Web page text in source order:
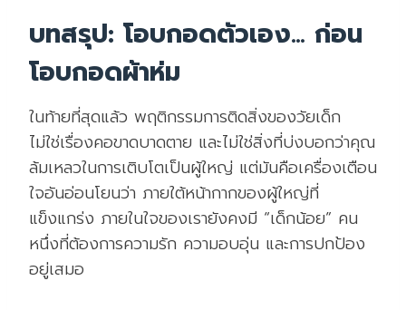
บทสรุป: โอบกอดตัวเอง… ก่อน
โอบกอดผ้าห่ม
ในท้ายที่สุดแล้ว พฤติกรรมการติดสิ่งของวัยเด็ก
ไม่ใช่เรื่องคอขาดบาดตาย และไม่ใช่สิ่งที่บ่งบอกว่าคุณ
ล้มเหลวในการเติบโตเป็นผู้ใหญ่ แต่มันคือเครื่องเตือน
ใจอันอ่อนโยนว่า ภายใต้หน้ากากของผู้ใหญ่ที่
แข็งแกร่ง ภายในใจของเรายังคงมี “เด็กน้อย” คน
หนึ่งที่ต้องการความรัก ความอบอุ่น และการปกป้อง
อยู่เสมอ